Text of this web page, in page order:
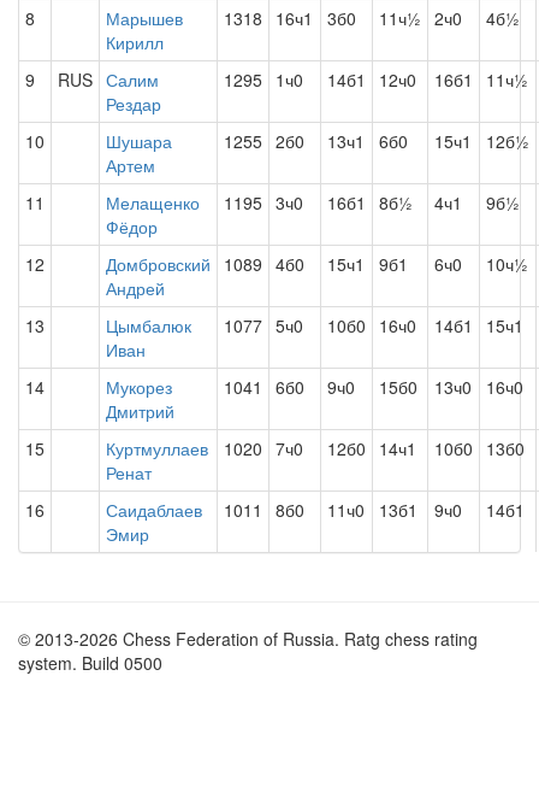
8
Марышев
Кирилл
1318 16ч1 3б0 11ч½ 2ч0 4б½
9 RUS Салим
Рездар
1295 1ч0 14б1 12ч0 16б1 11ч½
10
Шушара
Артем
1255 2б0 13ч1 6б0 15ч1 12б½
11
Мелащенко
Фёдор
1195 3ч0 16б1 8б½ 4ч1 9б½
12
Домбровский
Андрей
1089 4б0 15ч1 9б1 6ч0 10ч½
13
Цымбалюк
Иван
1077 5ч0 10б0 16ч0 14б1 15ч1
14
Мукорез
Дмитрий
1041 6б0 9ч0 15б0 13ч0 16ч0
15
Куртмуллаев
Ренат
1020 7ч0 12б0 14ч1 10б0 13б0
16
Саидаблаев
Эмир
1011 8б0 11ч0 13б1 9ч0 14б1
© 2013-2026 Chess Federation of Russia. Ratg chess rating
system. Build 0500